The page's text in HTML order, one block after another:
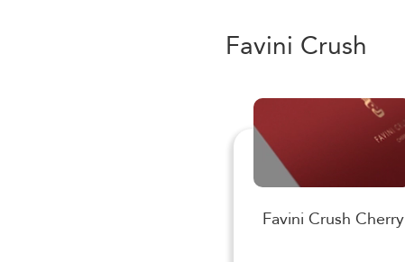
Favini Crush
Favini Crush Cherry